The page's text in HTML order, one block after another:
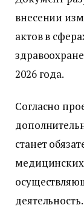
внесении
актов в
2026 года.
Согласно
станет
деятельность.